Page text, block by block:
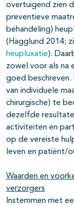
overtuigend zien
preventieve
behandeling)
(Hägglund 2014;
heupluxatie).
zowel voor als na
goed
van individuele
chirurgische) te
dezelfde
activiteiten en
op de vereiste
leven en patiënt/
Waarden en
verzorgers
Instemmen met